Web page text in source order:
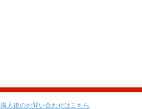
購入後のお問い合わせはこちら